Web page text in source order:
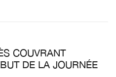
COUVRANT
DE LA JOURNÉE